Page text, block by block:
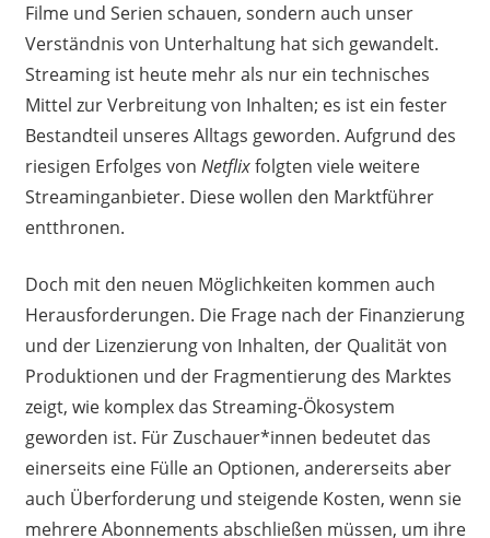
Filme und Serien schauen, sondern auch unser
Verständnis von Unterhaltung hat sich gewandelt.
Streaming ist heute mehr als nur ein technisches
Mittel zur Verbreitung von Inhalten; es ist ein fester
Bestandteil unseres Alltags geworden. Aufgrund des
riesigen Erfolges von Netflixfolgten viele weitere
Streaminganbieter. Diese wollen den Marktführer
entthronen.
Doch mit den neuen Möglichkeiten kommen auch
Herausforderungen. Die Frage nach der Finanzierung
und der Lizenzierung von Inhalten, der Qualität von
Produktionen und der Fragmentierung des Marktes
zeigt, wie komplex das Streaming-Ökosystem
geworden ist. Für Zuschauer*innen bedeutet das
einerseits eine Fülle an Optionen, andererseits aber
auch Überforderung und steigende Kosten, wenn sie
mehrere Abonnements abschließen müssen, um ihre